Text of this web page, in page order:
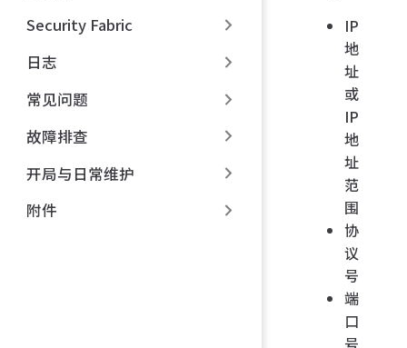
Security Fabric
日志
常见问题
故障排查
开局与日常维护
附件
IP
地
址
或
IP
地
址
范
围
协
议
号
端
口
号